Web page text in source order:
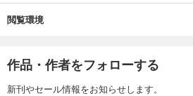
閲覧環境
作品・作者をフォローする
新刊やセール情報をお知らせします。